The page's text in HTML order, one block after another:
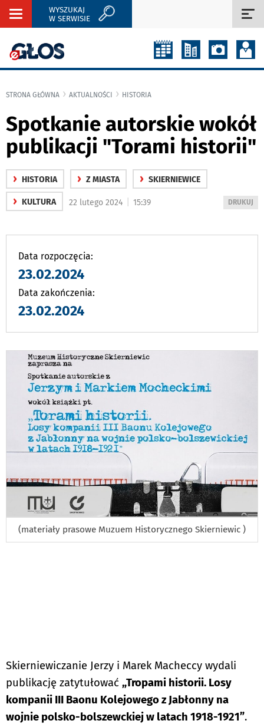
Rozwiń
WYSZUKAJ
W SERWISIE
STRONA GŁÓWNA AKTUALNOŚCI HISTORIA
Spotkanie autorskie wokół
publikacji "Torami historii"
› HISTORIA › Z MIASTA › SKIERNIEWICE
› KULTURA
WYDRUKUJ
DRUKUJ
22 lutego 2024 15:39
Data rozpoczęcia:
23.02.2024
Data zakończenia:
23.02.2024
(materiały prasowe Muzuem Historycznego Skierniewic )
Skierniewiczanie Jerzy i Marek Macheccy wydali
publikację zatytułować „Tropami historii. Losy
kompanii III Baonu Kolejowego z Jabłonny na
wojnie polsko-bolszewckiej w latach 1918-1921”.